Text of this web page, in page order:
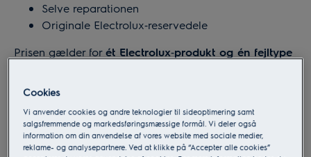
Selve reparationen
Originale Electrolux‑reservedele
Prisen gælder forét Electrolux‑produkt og én fejltype
Brug servicefradrag
Arbejdslønnen udgør1.465 kr.og kan benyttes til
servicefradrag efter gældende regler, hvilket reducerer
Cookies
Vi anvender cookies og andre teknologier til sideoptimering samt
salgsfremmende og markedsføringsmæssige formål. Vi deler også
information om din anvendelse af vores website med sociale medier,
reklame- og analysepartnere. Ved at klikke på “Accepter alle cookies”